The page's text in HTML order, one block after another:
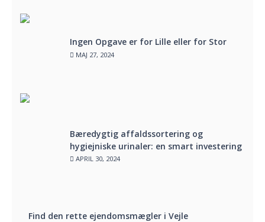
Ingen Opgave er for Lille eller for Stor
MAJ 27, 2024
Bæredygtig affaldssortering og
hygiejniske urinaler: en smart investering
APRIL 30, 2024
Find den rette ejendomsmægler i Vejle